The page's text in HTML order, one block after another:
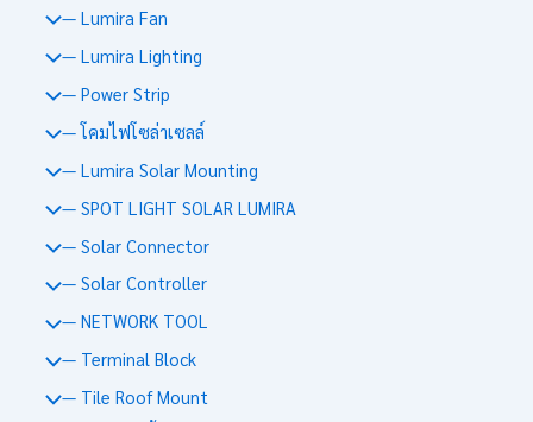
— Lumira Fan
— Lumira Lighting
— Power Strip
— โคมไฟโซล่าเซลล์
— Lumira Solar Mounting
— SPOT LIGHT SOLAR LUMIRA
— Solar Connector
— Solar Controller
— NETWORK TOOL
— Terminal Block
— Tile Roof Mount